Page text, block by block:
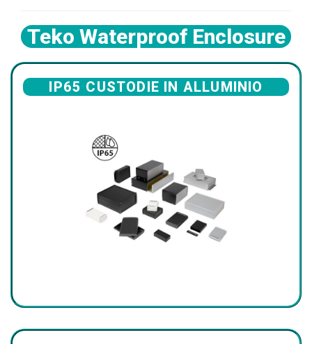
Teko Waterproof Enclosure
IP65 CUSTODIE IN ALLUMINIO